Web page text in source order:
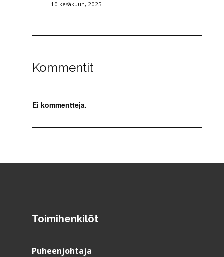
10 kesäkuun, 2025
Kommentit
Ei kommentteja.
Toimihenkilöt
Puheenjohtaja